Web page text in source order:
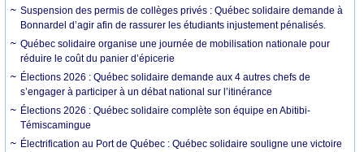
Suspension des permis de collèges privés : Québec solidaire demande à
Bonnardel d’agir afin de rassurer les étudiants injustement pénalisés.
Québec solidaire organise une journée de mobilisation nationale pour
réduire le coût du panier d’épicerie
Élections 2026 : Québec solidaire demande aux 4 autres chefs de
s’engager à participer à un débat national sur l’itinérance
Élections 2026 : Québec solidaire complète son équipe en Abitibi-
Témiscamingue
Électrification au Port de Québec : Québec solidaire souligne une victoire